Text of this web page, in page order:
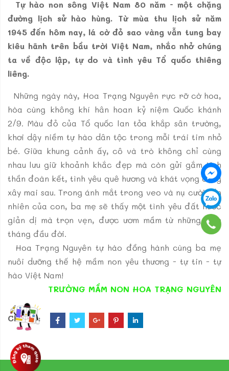
Tự hào non sông Việt Nam 80 năm - một chặng
đường lịch sử hào hùng. Từ mùa thu lịch sử năm
1945 đến hôm nay, lá cờ đỏ sao vàng vẫn tung bay
kiêu hãnh trên bầu trời Việt Nam, nhắc nhở chúng
ta về độc lập, tự do và tình yêu Tổ quốc thiêng
liêng.
Những ngày này, Hoa Trạng Nguyên rực rỡ cờ hoa,
hòa cùng không khí hân hoan kỷ niệm Quốc khánh
2/9. Màu đỏ của Tổ quốc lan tỏa khắp sân trường,
khơi dậy niềm tự hào dân tộc trong mỗi trái tim nhỏ
bé. Giữa khung cảnh ấy, cô và trò không chỉ cùng
nhau lưu giữ khoảnh khắc đẹp mà còn gửi gắm tinh
thần đoàn kết, tình yêu quê hương và khát vọng dựng
xây mai sau.Trong ánh mắt trong veo và nụ cười hồn
nhiên của con, ba mẹ sẽ thấy một tình yêu đất nước
giản dị mà trọn vẹn, được ươm mầm từ những năm
tháng đầu đời.
Hoa Trạng Nguyên tự hào đồng hành cùng ba mẹ
nuôi dưỡng thế hệ mầm non yêu thương - tự tin - tự
hào Việt Nam!
TRƯỜNG MẦM NON HOA TRẠNG NGUYÊN
Chia sẻ: